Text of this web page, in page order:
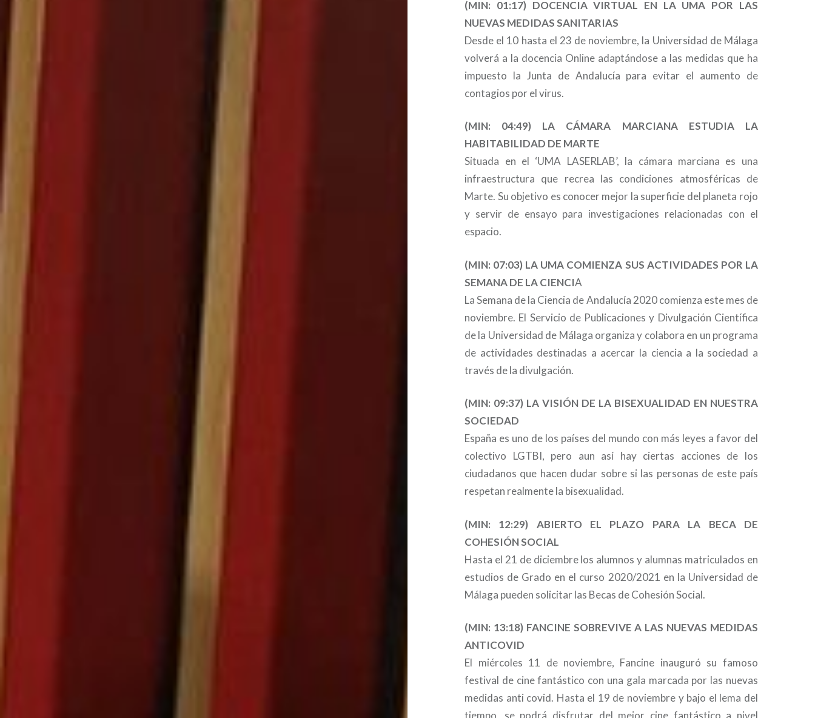
(MIN: 01:17) DOCENCIA VIRTUAL EN LA UMA POR LAS
NUEVAS MEDIDAS SANITARIAS
Desde el 10 hasta el 23 de noviembre, la Universidad de Málaga
volverá a la docencia Online adaptándose a las medidas que ha
impuesto la Junta de Andalucía para evitar el aumento de
contagios por el virus.
(MIN: 04:49) LA CÁMARA MARCIANA ESTUDIA LA
HABITABILIDAD DE MARTE
Situada en el ‘UMA LASERLAB’, la cámara marciana es una
infraestructura que recrea las condiciones atmosféricas de
Marte. Su objetivo es conocer mejor la superficie del planeta rojo
y servir de ensayo para investigaciones relacionadas con el
espacio.
(MIN: 07:03) LA UMA COMIENZA SUS ACTIVIDADES POR LA
SEMANA DE LA CIENCIA
La Semana de la Ciencia de Andalucía 2020 comienza este mes de
noviembre. El Servicio de Publicaciones y Divulgación Científica
de la Universidad de Málaga organiza y colabora en un programa
de actividades destinadas a acercar la ciencia a la sociedad a
través de la divulgación.
(MIN: 09:37) LA VISIÓN DE LA BISEXUALIDAD EN NUESTRA
SOCIEDAD
España es uno de los países del mundo con más leyes a favor del
colectivo LGTBI, pero aun así hay ciertas acciones de los
ciudadanos que hacen dudar sobre si las personas de este país
respetan realmente la bisexualidad.
(MIN: 12:29) ABIERTO EL PLAZO PARA LA BECA DE
COHESIÓN SOCIAL
Hasta el 21 de diciembre los alumnos y alumnas matriculados en
estudios de Grado en el curso 2020/2021 en la Universidad de
Málaga pueden solicitar las Becas de Cohesión Social.
(MIN: 13:18) FANCINE SOBREVIVE A LAS NUEVAS MEDIDAS
ANTICOVID
El miércoles 11 de noviembre, Fancine inauguró su famoso
festival de cine fantástico con una gala marcada por las nuevas
medidas anti covid. Hasta el 19 de noviembre y bajo el lema del
tiempo, se podrá disfrutar del mejor cine fantástico a nivel